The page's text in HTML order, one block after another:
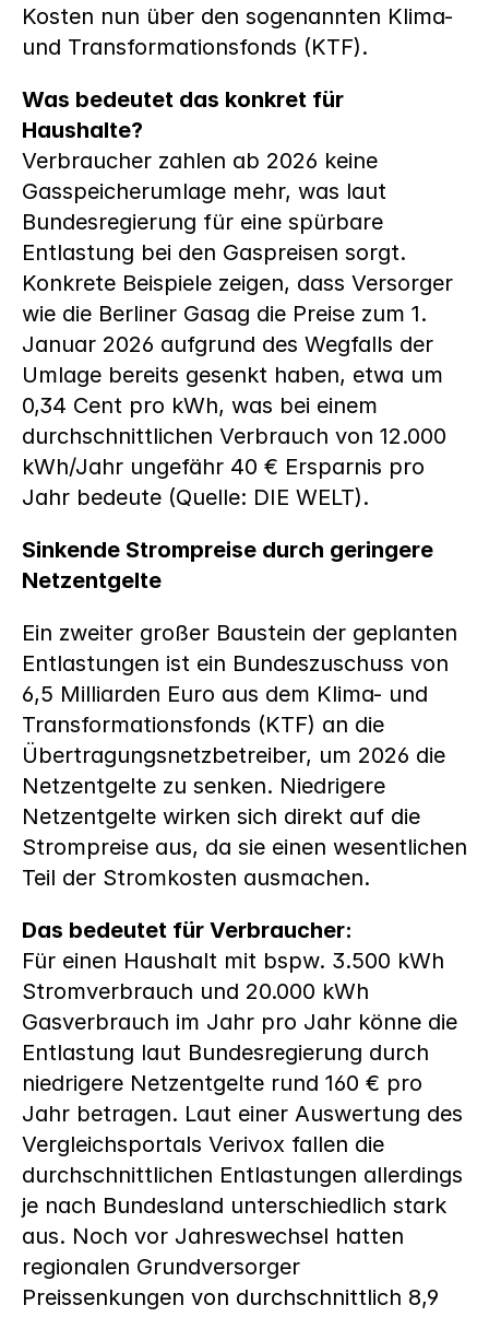
Kosten nun über den sogenannten Klima-
und Transformationsfonds (KTF).
Was bedeutet das konkret für
Haushalte?
Verbraucher zahlen ab 2026 keine
Gasspeicherumlage mehr, was laut
Bundesregierung für eine spürbare
Entlastung bei den Gaspreisen sorgt.
Konkrete Beispiele zeigen, dass Versorger
wie die Berliner Gasag die Preise zum 1.
Januar 2026 aufgrund des Wegfalls der
Umlage bereits gesenkt haben, etwa um
0,34 Cent pro kWh, was bei einem
durchschnittlichen Verbrauch von 12.000
kWh/Jahr ungefähr 40 € Ersparnis pro
Jahr bedeute (Quelle: DIE WELT).
Sinkende Strompreise durch geringere
Netzentgelte
Ein zweiter großer Baustein der geplanten
Entlastungen ist ein Bundeszuschuss von
6,5 Milliarden Euro aus dem Klima- und
Transformationsfonds (KTF) an die
Übertragungsnetzbetreiber, um 2026 die
Netzentgelte zu senken. Niedrigere
Netzentgelte wirken sich direkt auf die
Strompreise aus, da sie einen wesentlichen
Teil der Stromkosten ausmachen.
Das bedeutet für Verbraucher:
Für einen Haushalt mit bspw. 3.500 kWh
Stromverbrauch und 20.000 kWh
Gasverbrauch im Jahr pro Jahr könne die
Entlastung laut Bundesregierung durch
niedrigere Netzentgelte rund 160 € pro
Jahr betragen. Laut einer Auswertung des
Vergleichsportals Verivox fallen die
durchschnittlichen Entlastungen allerdings
je nach Bundesland unterschiedlich stark
aus. Noch vor Jahreswechsel hatten
regionalen Grundversorger
Preissenkungen von durchschnittlich 8,9